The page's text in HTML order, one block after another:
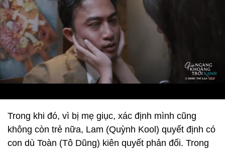
Trong khi đó, vì bị mẹ giục, xác định mình cũng
không còn trẻ nữa, Lam (Quỳnh Kool) quyết định có
con dù Toàn (Tô Dũng) kiên quyết phản đối. Trong